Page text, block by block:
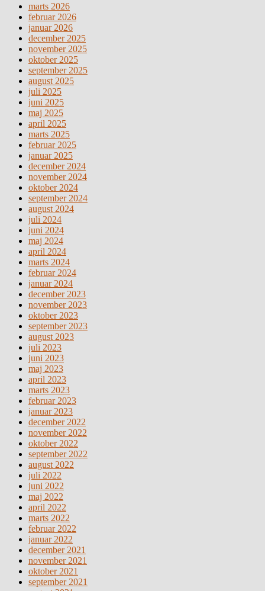
marts 2026
februar 2026
januar 2026
december 2025
november 2025
oktober 2025
september 2025
august 2025
juli 2025
juni 2025
maj 2025
april 2025
marts 2025
februar 2025
januar 2025
december 2024
november 2024
oktober 2024
september 2024
august 2024
juli 2024
juni 2024
maj 2024
april 2024
marts 2024
februar 2024
januar 2024
december 2023
november 2023
oktober 2023
september 2023
august 2023
juli 2023
juni 2023
maj 2023
april 2023
marts 2023
februar 2023
januar 2023
december 2022
november 2022
oktober 2022
september 2022
august 2022
juli 2022
juni 2022
maj 2022
april 2022
marts 2022
februar 2022
januar 2022
december 2021
november 2021
oktober 2021
september 2021